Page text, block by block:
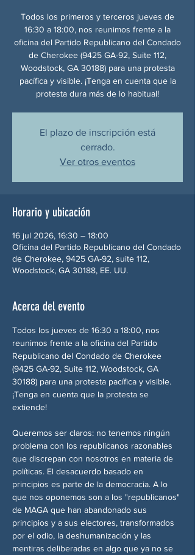
Todos los primeros y terceros jueves de
16:30 a 18:00, nos reunimos frente a la
oficina del Partido Republicano del Condado
de Cherokee (9425 GA-92, Suite 112,
Woodstock, GA 30188) para una protesta
pacífica y visible. ¡Tenga en cuenta que la
protesta dura más de lo habitual!
El plazo de inscripción está
cerrado.
Ver otros eventos
Horario y ubicación
16 jul 2026, 16:30 – 18:00
Oficina del Partido Republicano del Condado
de Cherokee, 9425 GA-92, suite 112,
Woodstock, GA 30188, EE. UU.
Acerca del evento
Todos los jueves de 16:30 a 18:00, nos
reunimos frente a la oficina del Partido
Republicano del Condado de Cherokee
(9425 GA-92, Suite 112, Woodstock, GA
30188) para una protesta pacífica y visible.
¡Tenga en cuenta que la protesta se
extiende!
Queremos ser claros: no tenemos ningún
problema con los republicanos razonables
que discrepan con nosotros en materia de
políticas. El desacuerdo basado en
principios es parte de la democracia. A lo
que nos oponemos son a los "republicanos"
de MAGA que han abandonado sus
principios y a sus electores, transformados
por el odio, la deshumanización y las
mentiras deliberadas en algo que ya no se